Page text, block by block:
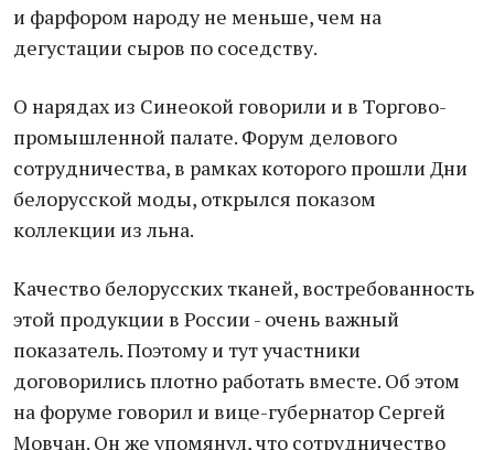
и фарфором народу не меньше, чем на
дегустации сыров по соседству.
О нарядах из Синеокой говорили и в Торгово-
промышленной палате. Форум делового
сотрудничества, в рамках которого прошли Дни
белорусской моды, открылся показом
коллекции из льна.
Качество белорусских тканей, востребованность
этой продукции в России - очень важный
показатель. Поэтому и тут участники
договорились плотно работать вместе. Об этом
на форуме говорил и вице-губернатор Сергей
Мовчан. Он же упомянул, что сотрудничество